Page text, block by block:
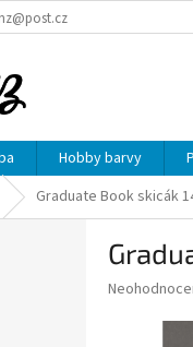
Hobby barvy
Graduate Book skicák
Průměrné